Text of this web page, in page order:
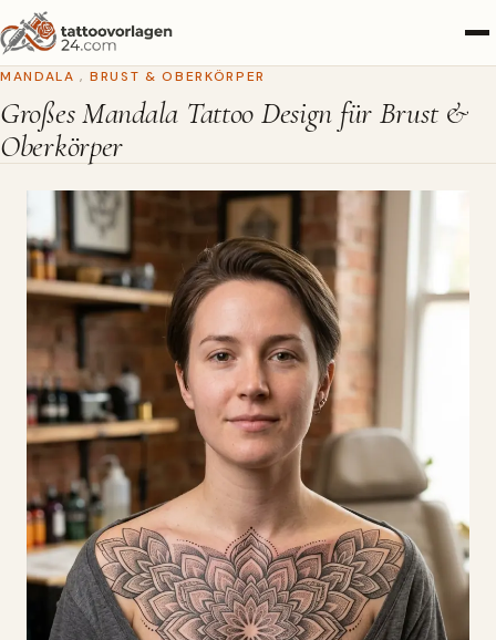
MANDALA , BRUST & OBERKÖRPER
Großes Mandala Tattoo Design für Brust &
Oberkörper